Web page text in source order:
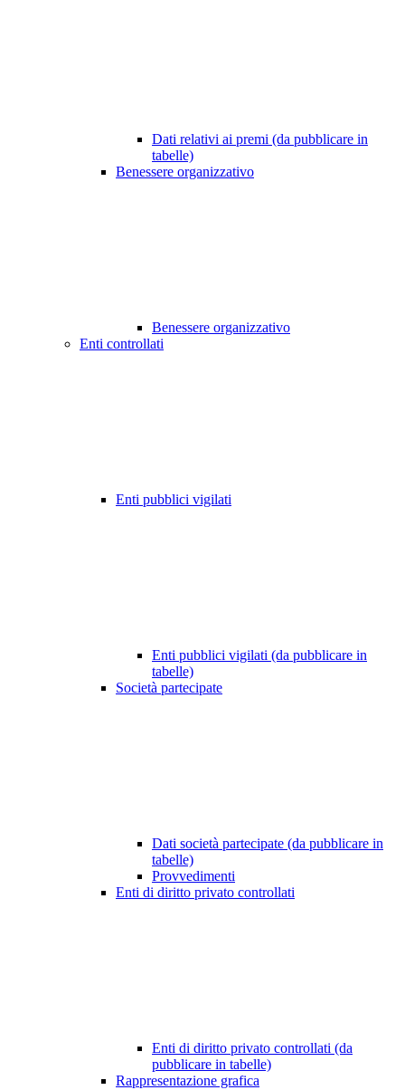
Dati relativi ai premi (da pubblicare in
tabelle)
Benessere organizzativo
Benessere organizzativo
Enti controllati
Enti pubblici vigilati
Enti pubblici vigilati (da pubblicare in
tabelle)
Società partecipate
Dati società partecipate (da pubblicare in
tabelle)
Provvedimenti
Enti di diritto privato controllati
Enti di diritto privato controllati (da
pubblicare in tabelle)
Rappresentazione grafica